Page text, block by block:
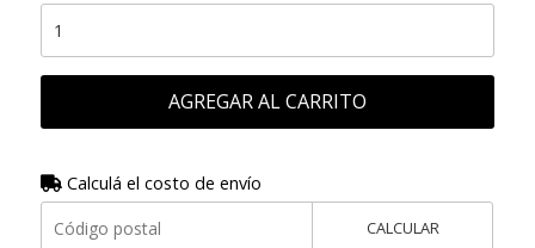
AGREGAR AL CARRITO
Calculá el costo de envío
CALCULAR